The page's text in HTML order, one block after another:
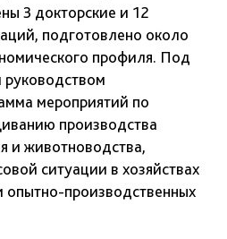
3 докторские и 12
подготовлено около
профиля. Под
руководством
мероприятий по
производства
и животноводства,
ситуации в хозяйствах
опытно-производственных